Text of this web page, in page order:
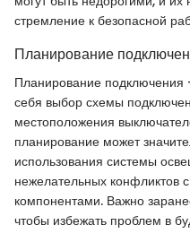
стремление к безопасной
Планирование
Планирование подключения
себя выбор схемы
местоположения
планирование может
использования системы
нежелательных конфликтов
компонентами. Важно
чтобы избежать проблем в